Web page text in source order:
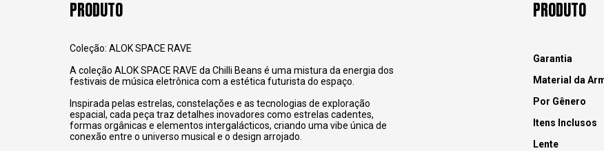
PRODUTO
Coleção: ALOK SPACE RAVE
A coleção ALOK SPACE RAVE da Chilli Beans é uma mistura da energia dos
festivais de música eletrônica com a estética futurista do espaço.
Inspirada pelas estrelas, constelações e as tecnologias de exploração
espacial, cada peça traz detalhes inovadores como estrelas cadentes,
formas orgânicas e elementos intergalácticos, criando uma vibe única de
conexão entre o universo musical e o design arrojado.
PRODUTO
Garantia
Material da
Por Gênero
Itens Inclusos
Lente